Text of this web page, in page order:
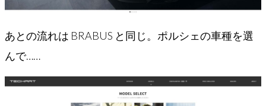
あとの流れは BRABUS と同じ。ポルシェの車種を選
んで……